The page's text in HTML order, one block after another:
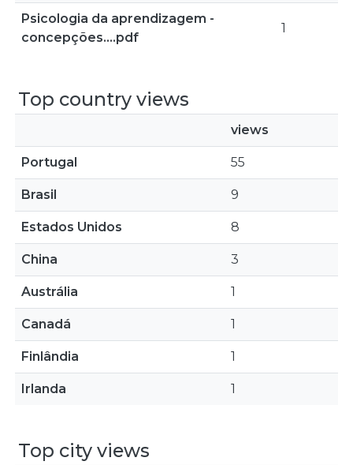
Psicologia da aprendizagem -
concepções....pdf
1
Top country views
views
Portugal 55
Brasil 9
Estados Unidos 8
China 3
Austrália 1
Canadá 1
Finlândia 1
Irlanda 1
Top city views